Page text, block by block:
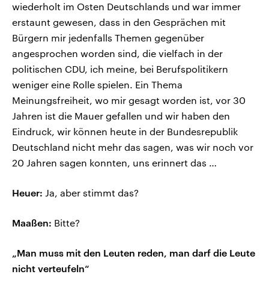
wiederholt im Osten Deutschlands und war immer
erstaunt gewesen, dass in den Gesprächen mit
Bürgern mir jedenfalls Themen gegenüber
angesprochen worden sind, die vielfach in der
politischen CDU, ich meine, bei Berufspolitikern
weniger eine Rolle spielen. Ein Thema
Meinungsfreiheit, wo mir gesagt worden ist, vor 30
Jahren ist die Mauer gefallen und wir haben den
Eindruck, wir können heute in der Bundesrepublik
Deutschland nicht mehr das sagen, was wir noch vor
20 Jahren sagen konnten, uns erinnert das …
Heuer: Ja, aber stimmt das?
Maaßen: Bitte?
„Man muss mit den Leuten reden, man darf die Leute
nicht verteufeln“